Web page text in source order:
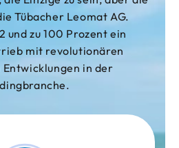
Tübacher Leomat AG.
und zu 100 Prozent ein
mit revolutionären
in der